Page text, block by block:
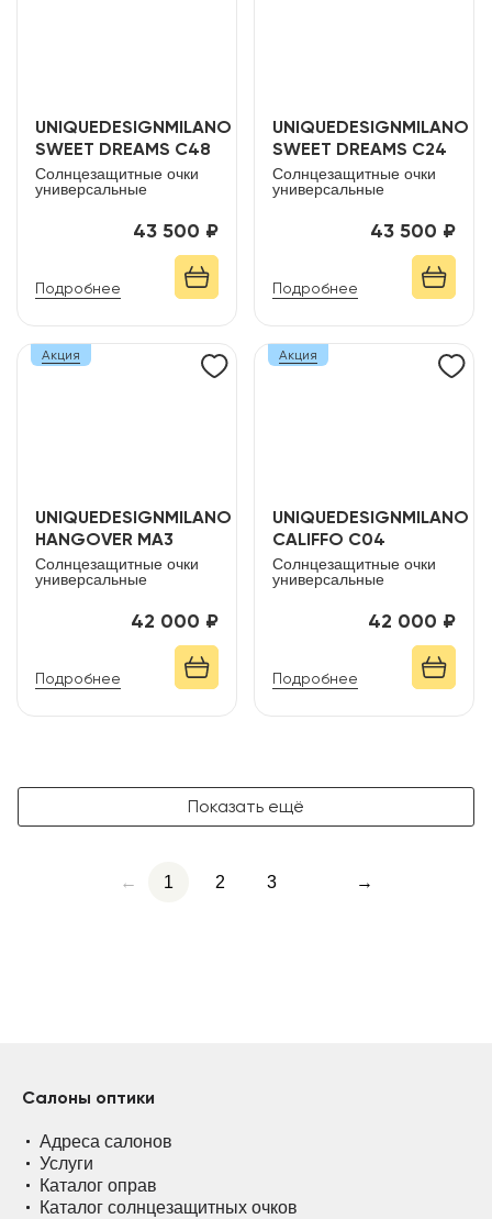
UNIQUEDESIGNMILANO
SWEET DREAMS C48
Солнцезащитные очки
универсальные
43 500 ₽
Подробнее
UNIQUEDESIGNMILANO
SWEET DREAMS C24
Солнцезащитные очки
универсальные
43 500 ₽
Подробнее
UNIQUEDESIGNMILANO
HANGOVER MA3
Солнцезащитные очки
универсальные
42 000 ₽
Подробнее
Акция
UNIQUEDESIGNMILANO
CALIFFO C04
Солнцезащитные очки
универсальные
42 000 ₽
Подробнее
Акция
Показать ещё
← 1 2 3 →
Салоны оптики
Адреса салонов
Услуги
Каталог оправ
Каталог солнцезащитных очков